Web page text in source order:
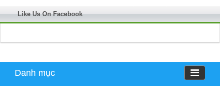
Like Us On Facebook
Danh mục